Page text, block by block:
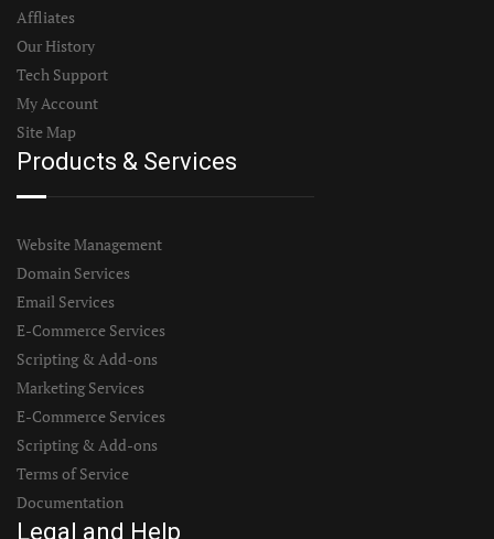
Affliates
Our History
Tech Support
My Account
Site Map
Products & Services
Website Management
Domain Services
Email Services
E-Commerce Services
Scripting & Add-ons
Marketing Services
E-Commerce Services
Scripting & Add-ons
Terms of Service
Documentation
Legal and Help